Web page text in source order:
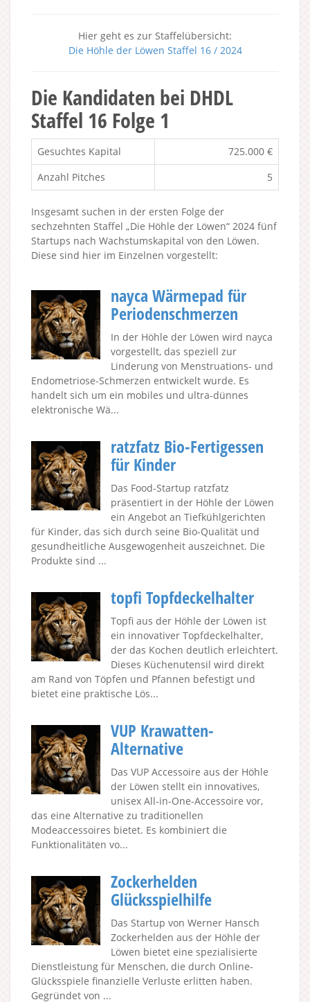
Hier geht es zur Staffelübersicht:
Die Höhle der Löwen Staffel 16 / 2024
Die Kandidaten bei DHDL
Staffel 16 Folge 1
Gesuchtes Kapital
725.000 €
Anzahl Pitches
5
Insgesamt suchen in der ersten Folge der
sechzehnten Staffel „Die Höhle der Löwen“ 2024 fünf
Startups nach Wachstumskapital von den Löwen.
Diese sind hier im Einzelnen vorgestellt:
nayca Wärmepad für
Periodenschmerzen
In der Höhle der Löwen wird nayca
vorgestellt, das speziell zur
Linderung von Menstruations- und
Endometriose-Schmerzen entwickelt wurde. Es
handelt sich um ein mobiles und ultra-dünnes
elektronische Wä...
ratzfatz Bio-Fertigessen
für Kinder
Das Food-Startup ratzfatz
präsentiert in der Höhle der Löwen
ein Angebot an Tiefkühlgerichten
für Kinder, das sich durch seine Bio-Qualität und
gesundheitliche Ausgewogenheit auszeichnet. Die
Produkte sind ...
topfi Topfdeckelhalter
Topfi aus der Höhle der Löwen ist
ein innovativer Topfdeckelhalter,
der das Kochen deutlich erleichtert.
Dieses Küchenutensil wird direkt
am Rand von Töpfen und Pfannen befestigt und
bietet eine praktische Lös...
VUP Krawatten-
Alternative
Das VUP Accessoire aus der Höhle
der Löwen stellt ein innovatives,
unisex All-in-One-Accessoire vor,
das eine Alternative zu traditionellen
Modeaccessoires bietet. Es kombiniert die
Funktionalitäten vo...
Zockerhelden
Glücksspielhilfe
Das Startup von Werner Hansch
Zockerhelden aus der Höhle der
Löwen bietet eine spezialisierte
Dienstleistung für Menschen, die durch Online-
Glücksspiele finanzielle Verluste erlitten haben.
Gegründet von ...